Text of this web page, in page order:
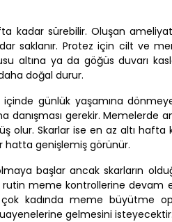
kadar sürebilir. Oluşan
saklanır. Protez için cilt ve
altına ya da göğüs duvarı
doğal durur.
günlük yaşamına
danışması gerekir.
olur. Skarlar ise en az altı
hatta genişlemiş görünür.
başlar ancak skarların
meme kontrollerine devam
kadında meme büyütme
gelmesini isteyecektir.